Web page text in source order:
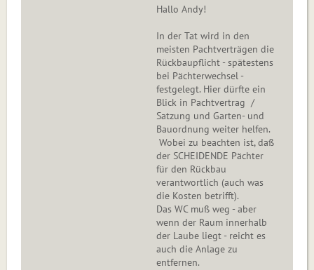
Hallo Andy!
In der Tat wird in den
meisten Pachtverträgen die
Rückbaupflicht - spätestens
bei Pächterwechsel -
festgelegt. Hier dürfte ein
Blick in Pachtvertrag /
Satzung und Garten- und
Bauordnung weiter helfen.
Wobei zu beachten ist, daß
der SCHEIDENDE Pächter
für den Rückbau
verantwortlich (auch was
die Kosten betrifft).
Das WC muß weg - aber
wenn der Raum innerhalb
der Laube liegt - reicht es
auch die Anlage zu
entfernen.